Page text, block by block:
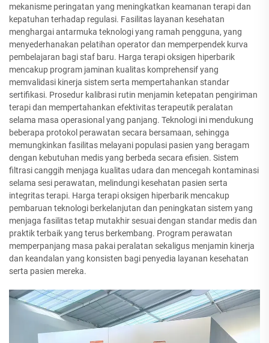
mekanisme peringatan yang meningkatkan keamanan terapi dan
kepatuhan terhadap regulasi. Fasilitas layanan kesehatan
menghargai antarmuka teknologi yang ramah pengguna, yang
menyederhanakan pelatihan operator dan memperpendek kurva
pembelajaran bagi staf baru. Harga terapi oksigen hiperbarik
mencakup program jaminan kualitas komprehensif yang
memvalidasi kinerja sistem serta mempertahankan standar
sertifikasi. Prosedur kalibrasi rutin menjamin ketepatan pengiriman
terapi dan mempertahankan efektivitas terapeutik peralatan
selama masa operasional yang panjang. Teknologi ini mendukung
beberapa protokol perawatan secara bersamaan, sehingga
memungkinkan fasilitas melayani populasi pasien yang beragam
dengan kebutuhan medis yang berbeda secara efisien. Sistem
filtrasi canggih menjaga kualitas udara dan mencegah kontaminasi
selama sesi perawatan, melindungi kesehatan pasien serta
integritas terapi. Harga terapi oksigen hiperbarik mencakup
pembaruan teknologi berkelanjutan dan peningkatan sistem yang
menjaga fasilitas tetap mutakhir sesuai dengan standar medis dan
praktik terbaik yang terus berkembang. Program perawatan
memperpanjang masa pakai peralatan sekaligus menjamin kinerja
dan keandalan yang konsisten bagi penyedia layanan kesehatan
serta pasien mereka.